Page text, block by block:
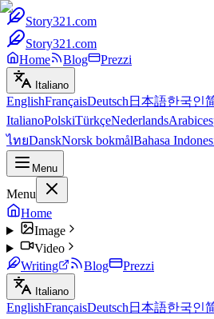
Story321.com
Story321.com
Home
Blog Prezzi
Italiano
EnglishFrançaisDeutsch 日本語한국인
ItalianoPolskiTürkçeNederlandsArabic
ไทยDanskNorsk bokmålBahasa
Menu
Menu
Home
Image
Video
Writing
Blog Prezzi
Italiano
EnglishFrançaisDeutsch 日本語한국인